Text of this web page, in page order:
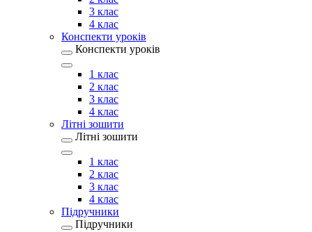
3 клас
4 клас
Конспекти уроків
Конспекти уроків
1 клас
2 клас
3 клас
4 клас
Літні зошити
Літні зошити
1 клас
2 клас
3 клас
4 клас
Підручники
Підручники